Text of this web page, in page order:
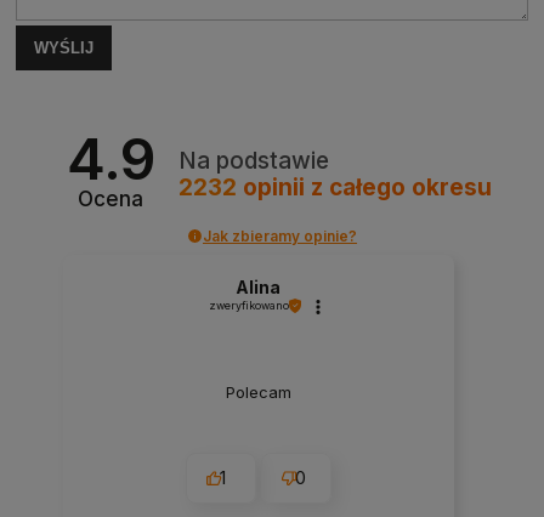
WYŚLIJ
4.9
Ocena
Na podstawie
2232 opinii z całego okresu
Jak zbieramy opinie?
Alina
zweryfikowano
Polecam
1 0